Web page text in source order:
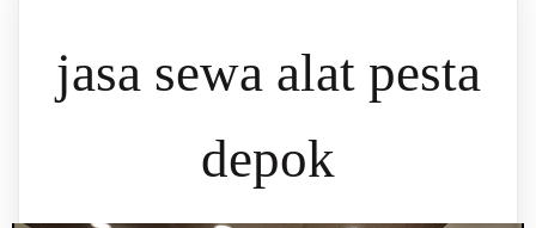
jasa sewa alat pesta
depok